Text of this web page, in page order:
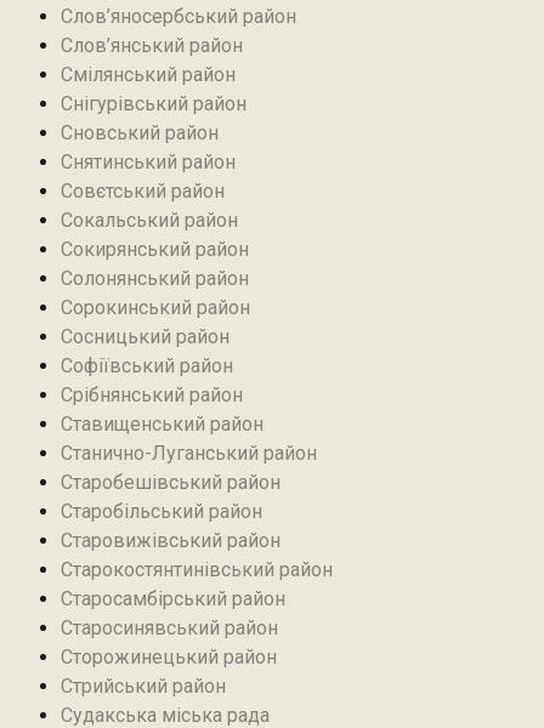
Слов’яносербський район
Слов’янський район
Смілянський район
Снігурівський район‎
Сновський район
Снятинський район
Совєтський район
Сокальський район
Сокирянський район
Солонянський район
Сорокинський район
Сосницький район
Софіївський район
Срібнянський район‎
Ставищенський район
Станично-Луганський район‎
Старобешівський район‎
Старобільський район
Старовижівський район
Старокостянтинівський район
Старосамбірський район
Старосинявський район
Сторожинецький район
Стрийський район
Судакська міська рада